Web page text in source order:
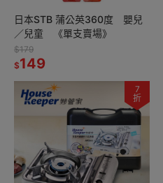
日本STB 蒲公英360度 嬰兒
／兒童 《單支賣場》
$179
$149
7
折